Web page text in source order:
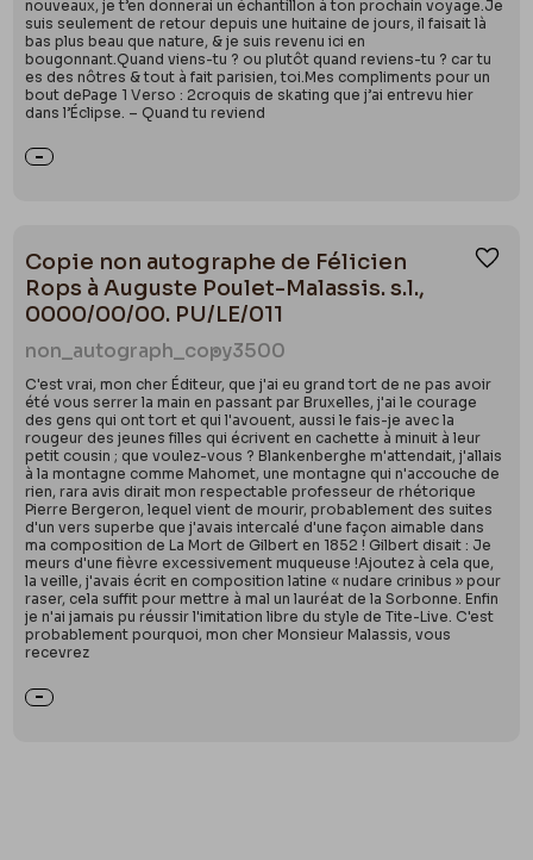
nouveaux, je t’en donnerai un échantillon à ton prochain voyage.Je
suis seulement de retour depuis une huitaine de jours, il faisait là
bas plus beau que nature, & je suis revenu ici en
bougonnant.Quand viens-tu ? ou plutôt quand reviens-tu ? car tu
es des nôtres & tout à fait parisien, toi.Mes compliments pour un
bout dePage 1 Verso : 2croquis de skating que j’ai entrevu hier
dans l’Éclipse. – Quand tu reviend
Copie non autographe de Félicien
Rops à Auguste Poulet-Malassis. s.l.,
0000/00/00. PU/LE/011
non_autograph_copy3500
C'est vrai, mon cher Éditeur, que j'ai eu grand tort de ne pas avoir
été vous serrer la main en passant par Bruxelles, j'ai le courage
des gens qui ont tort et qui l'avouent, aussi le fais-je avec la
rougeur des jeunes filles qui écrivent en cachette à minuit à leur
petit cousin ; que voulez-vous ? Blankenberghe m'attendait, j'allais
à la montagne comme Mahomet, une montagne qui n'accouche de
rien, rara avis dirait mon respectable professeur de rhétorique
Pierre Bergeron, lequel vient de mourir, probablement des suites
d'un vers superbe que j'avais intercalé d'une façon aimable dans
ma composition de La Mort de Gilbert en 1852 ! Gilbert disait : Je
meurs d'une fièvre excessivement muqueuse !Ajoutez à cela que,
la veille, j'avais écrit en composition latine « nudare crinibus » pour
raser, cela suffit pour mettre à mal un lauréat de la Sorbonne. Enfin
je n'ai jamais pu réussir l'imitation libre du style de Tite-Live. C'est
probablement pourquoi, mon cher Monsieur Malassis, vous
recevrez